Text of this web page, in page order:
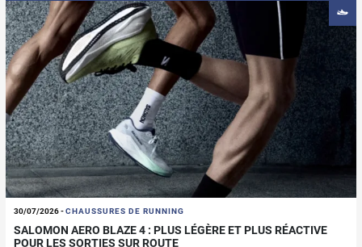
30/07/2026-CHAUSSURES DE RUNNING
SALOMON AERO BLAZE 4 : PLUS LÉGÈRE ET PLUS RÉACTIVE
POUR LES SORTIES SUR ROUTE